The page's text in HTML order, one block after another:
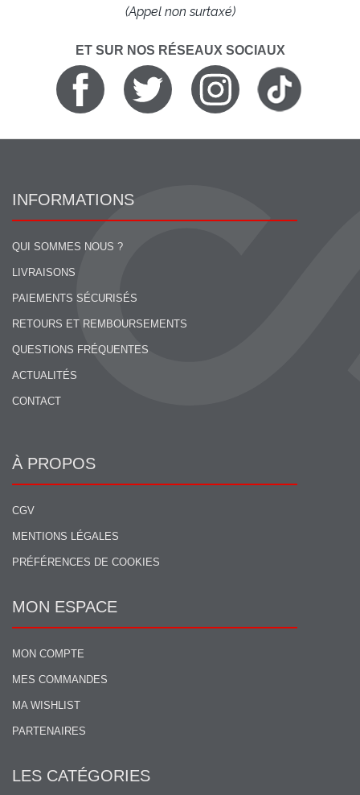
(Appel non surtaxé)
ET SUR NOS RÉSEAUX SOCIAUX
INFORMATIONS
QUI SOMMES NOUS ?
LIVRAISONS
PAIEMENTS SÉCURISÉS
RETOURS ET REMBOURSEMENTS
QUESTIONS FRÉQUENTES
ACTUALITÉS
CONTACT
À PROPOS
CGV
MENTIONS LÉGALES
PRÉFÉRENCES DE COOKIES
MON ESPACE
MON COMPTE
MES COMMANDES
MA WISHLIST
PARTENAIRES
LES CATÉGORIES